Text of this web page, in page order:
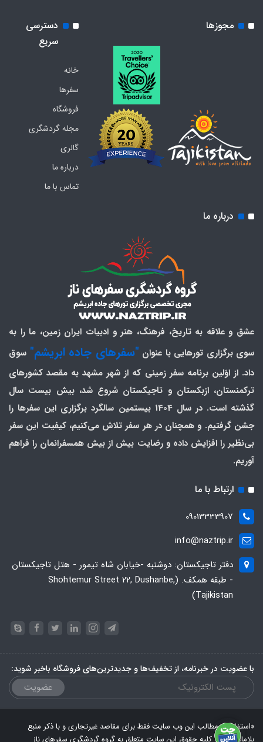
مجوزها
دسترسی
سریع
خانه
سفرها
فروشگاه
مجله گردشگری
گالری
درباره ما
تماس با ما
درباره ما
عشق و علاقه به تاریخ، فرهنگ، هنر و ادبیات ایران زمین، ما را به
سوی برگزاری تورهایی با عنوان "سفرهای جاده ابریشم" سوق
داد. از اوّلین برنامه سفر زمینی که از شهر مشهد به مقصد کشورهای
ترکمنستان، ازبکستان و تاجیکستان شروع شد، بیش بیست سال
گذشته است. در سال 1404 بیستمین سالگرد برگزاری این سفرها را
جشن گرفتیم. و همچنان در هر سفر تلاش می‌کنیم، کیفیت این سفر
بی‌نظیر را افزایش داده و رضایت بیش از بیش همسفرانمان را فراهم
آوریم.
ارتباط با ما
09013333907
info@naztrip.ir
دفتر تاجیکستان: دوشنبه -خیابان شاه تیمور - هتل تاجیکستان
- طبقه همکف. (Shohtemur Street 22, Dushanbe,
Tajikistan)
با عضویت در خبرنامه، از تخفیف‌ها و جدیدترین‌های فروشگاه باخبر شوید:
عضویت
«استفاده از مطالب این وب سایت فقط برای مقاصد غیرتجاری و با ذکر منبع